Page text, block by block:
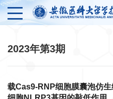
2023年第3期
载Cas9-RNP细胞膜囊泡仿